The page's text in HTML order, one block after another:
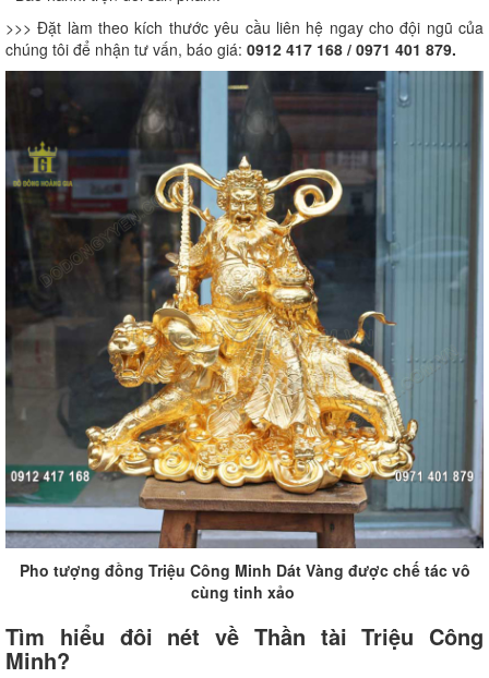
>>> Đặt làm theo kích thước yêu cầu liên hệ ngay cho đội ngũ của
chúng tôi để nhận tư vấn, báo giá: 0912 417 168 / 0971 401 879.
Pho tượng đồng Triệu Công Minh Dát Vàng được chế tác vô
cùng tinh xảo
Tìm hiểu đôi nét về Thần tài Triệu Công
Minh?